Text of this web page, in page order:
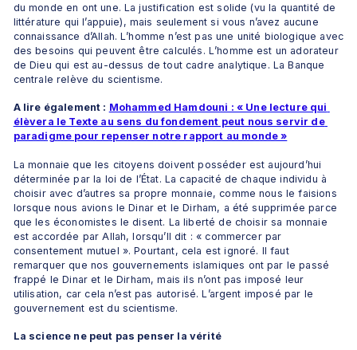
du monde en ont une. La justification est solide (vu la quantité de
littérature qui l’appuie), mais seulement si vous n’avez aucune
connaissance d’Allah. L’homme n’est pas une unité biologique avec
des besoins qui peuvent être calculés. L’homme est un adorateur
de Dieu qui est au-dessus de tout cadre analytique. La Banque
centrale relève du scientisme.
A lire également : Mohammed Hamdouni : « Une lecture qui
élèvera le Texte au sens du fondement peut nous servir de
paradigme pour repenser notre rapport au monde »
La monnaie que les citoyens doivent posséder est aujourd’hui
déterminée par la loi de l’État. La capacité de chaque individu à
choisir avec d’autres sa propre monnaie, comme nous le faisions
lorsque nous avions le Dinar et le Dirham, a été supprimée parce
que les économistes le disent. La liberté de choisir sa monnaie
est accordée par Allah, lorsqu’Il ​​dit : « commercer par
consentement mutuel ». Pourtant, cela est ignoré. Il faut
remarquer que nos gouvernements islamiques ont par le passé
frappé le Dinar et le Dirham, mais ils n’ont pas imposé leur
utilisation, car cela n’est pas autorisé. L’argent imposé par le
gouvernement est du scientisme.
La science ne peut pas penser la vérité